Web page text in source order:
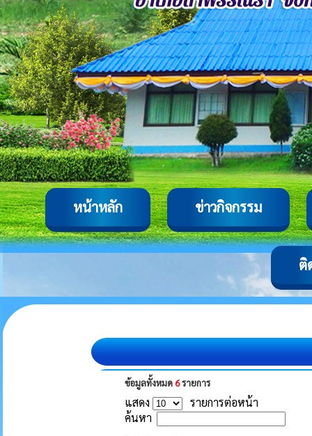
หน้าหลัก ข่าวกิจกรรม
ติ
ข้อมูลทั้งหมด6รายการ
แสดง
รายการต่อหน้า
ค้นหา